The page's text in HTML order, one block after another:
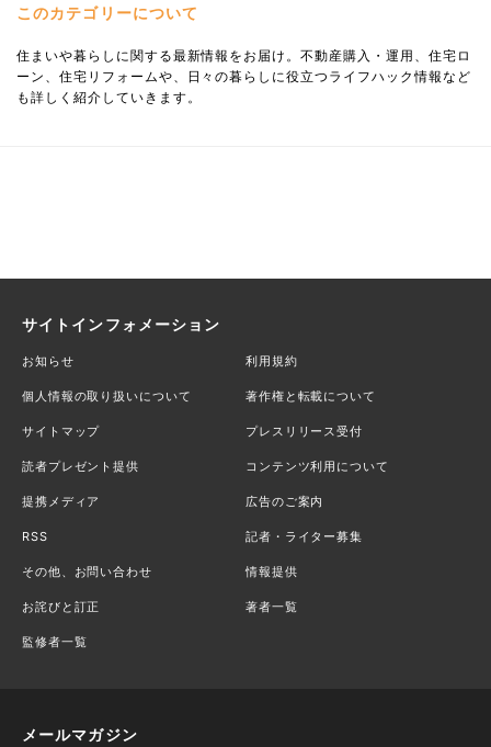
このカテゴリーについて
住まいや暮らしに関する最新情報をお届け。不動産購入・運用、住宅ロ
ーン、住宅リフォームや、日々の暮らしに役立つライフハック情報など
も詳しく紹介していきます。
サイトインフォメーション
お知らせ 利用規約
個人情報の取り扱いについて 著作権と転載について
サイトマップ プレスリリース受付
読者プレゼント提供 コンテンツ利用について
提携メディア 広告のご案内
RSS 記者・ライター募集
その他、お問い合わせ 情報提供
お詫びと訂正 著者一覧
監修者一覧
メールマガジン